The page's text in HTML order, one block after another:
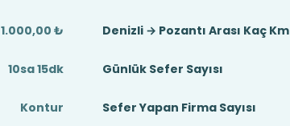
1.000,00 ₺ Denizli → Pozantı Arası Kaç Km
10sa 15dk Günlük Sefer Sayısı
Kontur Sefer Yapan Firma Sayısı